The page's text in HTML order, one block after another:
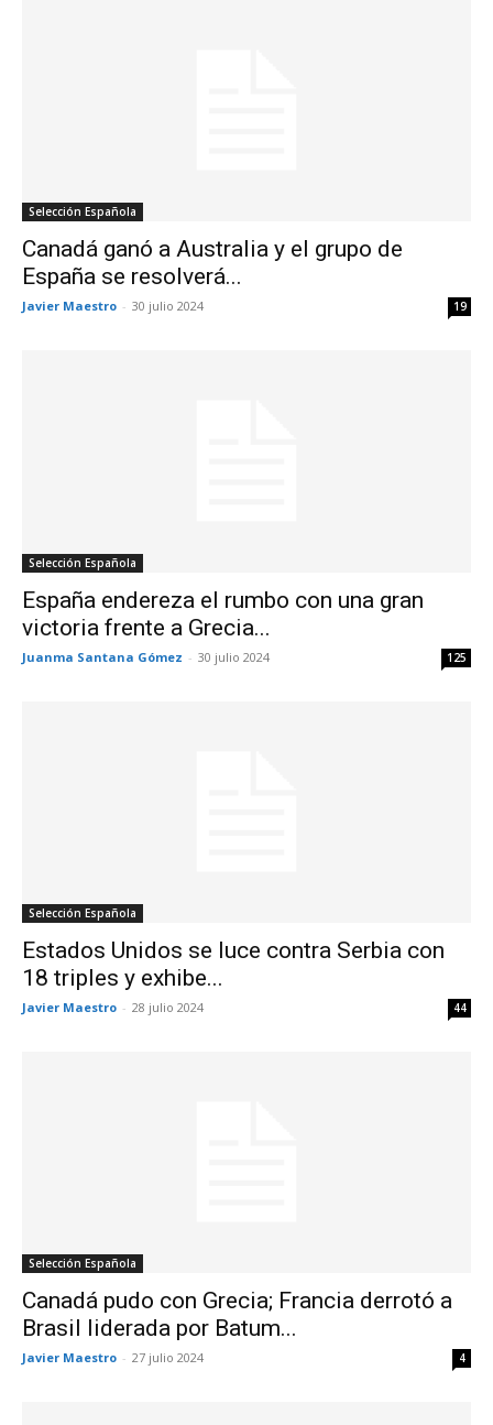
Selección Española
Canadá ganó a Australia y el grupo de
España se resolverá...
Javier Maestro - 30 julio 2024 19
Selección Española
España endereza el rumbo con una gran
victoria frente a Grecia...
Juanma Santana Gómez - 30 julio 2024 125
Selección Española
Estados Unidos se luce contra Serbia con
18 triples y exhibe...
Javier Maestro - 28 julio 2024 44
Selección Española
Canadá pudo con Grecia; Francia derrotó a
Brasil liderada por Batum...
Javier Maestro - 27 julio 2024 4